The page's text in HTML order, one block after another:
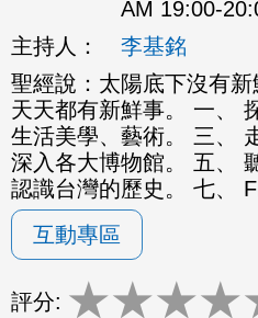
AM 19:00-
主持人：
李基銘
聖經說：太陽底下沒有
天天都有新鮮事。 一、
生活美學、藝術。 三、
深入各大博物館。 五、
認識台灣的歷史。 七、
互動專區
評分: ★★★★